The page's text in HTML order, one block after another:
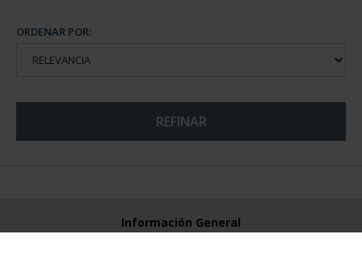
ORDENAR POR:
REFINAR
Información General